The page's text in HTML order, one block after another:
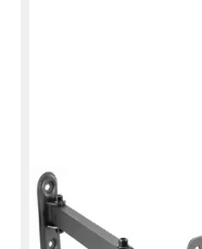
RICOO
TV-Wandhalterung
Zoll, 1-tlg.,